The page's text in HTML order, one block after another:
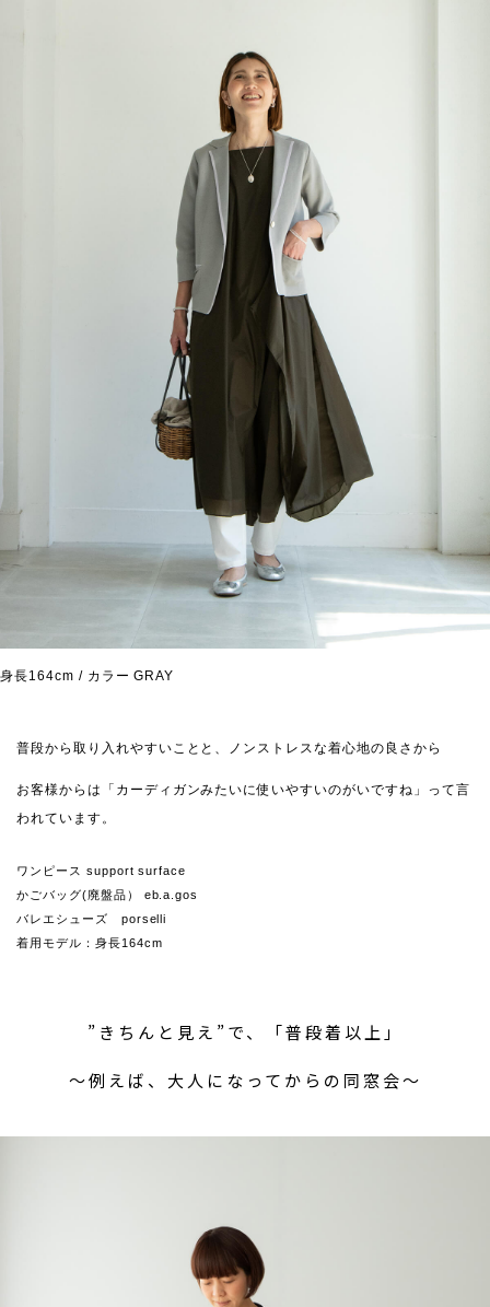
身長164cm / カラー GRAY
普段から取り入れやすいことと、ノンストレスな着心地の良さから
お客様からは「カーディガンみたいに使いやすいのがいですね」って言
われています。
ワンピース support surface
かごバッグ(廃盤品） eb.a.gos
バレエシューズ porselli
着用モデル：身長164cm
”きちんと見え”で、「普段着以上」
〜例えば、大人になってからの同窓会〜